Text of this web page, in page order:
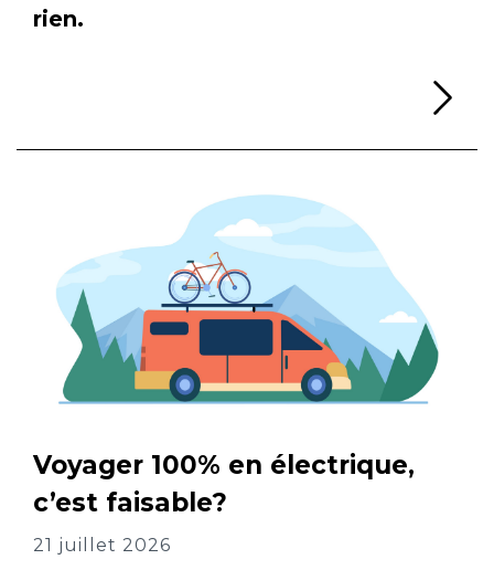
rien.
Voyager 100% en électrique,
c’est faisable?
21 juillet 2026